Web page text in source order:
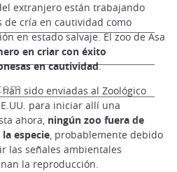
extranjero están trabajando
de cría en cautividad como
en estado salvaje. El zoo de Asa
en criar con éxito
en cautividad.
sido enviadas al Zoológico
para iniciar allí una
ahora, ningún zoo fuera de
especie, probablemente debido
las señales ambientales
la reproducción.